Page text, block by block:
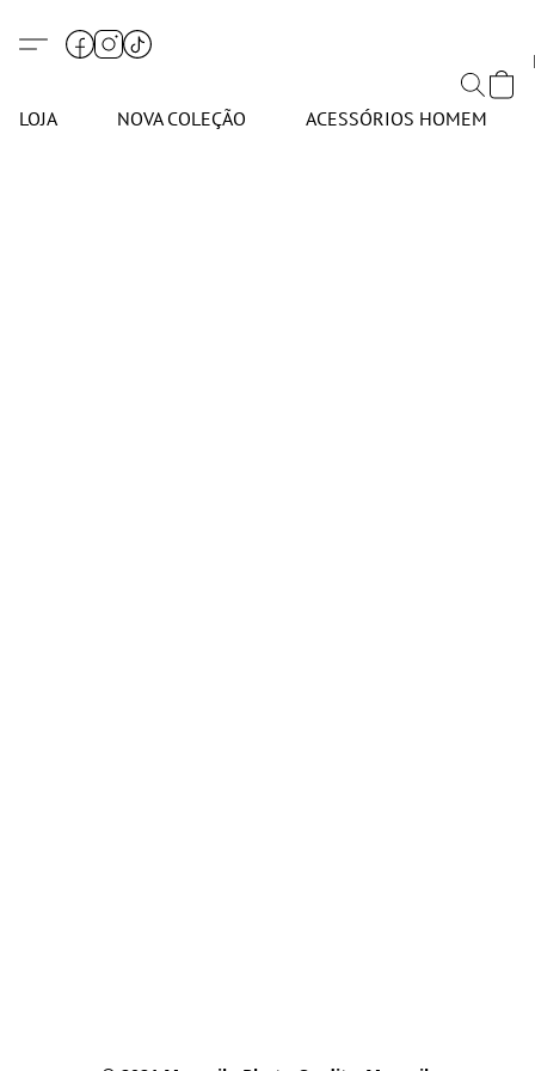
LOJA NOVA COLEÇÃO ACESSÓRIOS HOMEM